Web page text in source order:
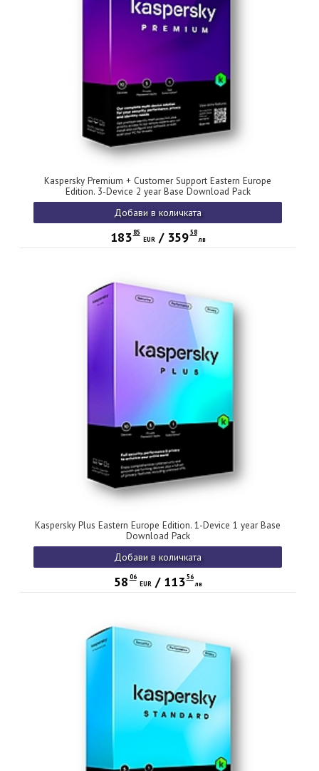
Kaspersky Premium + Customer Support Eastern Europe
Edition. 3-Device 2 year Base Download Pack
Добави в количката
183 85
EUR/ 359 58
лв
Kaspersky Plus Eastern Europe Edition. 1-Device 1 year Base
Download Pack
Добави в количката
58 06
EUR/ 113 56
лв